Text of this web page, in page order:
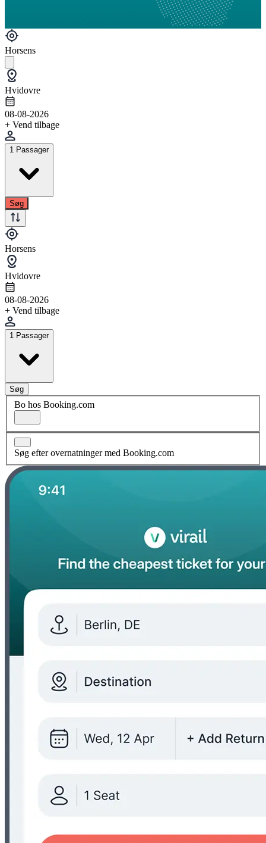
Horsens
Hvidovre
08-08-2026
+ Vend tilbage
1 Passager
Søg
Horsens
Hvidovre
08-08-2026
+ Vend tilbage
1 Passager
Søg
Bo hos Booking.com
Søg efter overnatninger med Booking.com